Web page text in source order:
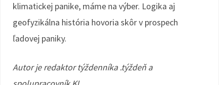
klimatickej panike, máme na výber. Logika aj
geofyzikálna história hovoria skôr v prospech
ľadovej paniky.
Autor je redaktor týždenníka .týždeň a